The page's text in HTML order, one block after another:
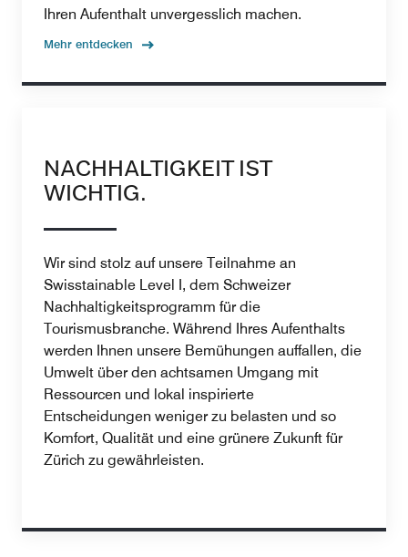
Ihren Aufenthalt unvergesslich machen.
Mehr entdecken
NACHHALTIGKEIT IST
WICHTIG.
Wir sind stolz auf unsere Teilnahme an
Swisstainable Level I, dem Schweizer
Nachhaltigkeitsprogramm für die
Tourismusbranche. Während Ihres Aufenthalts
werden Ihnen unsere Bemühungen auffallen, die
Umwelt über den achtsamen Umgang mit
Ressourcen und lokal inspirierte
Entscheidungen weniger zu belasten und so
Komfort, Qualität und eine grünere Zukunft für
Zürich zu gewährleisten.